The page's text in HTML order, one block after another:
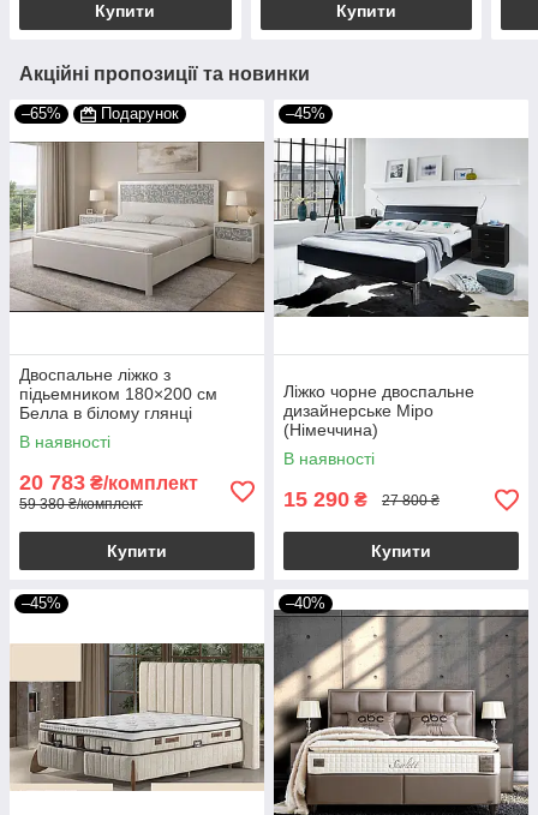
Купити Купити
Акційні пропозиції та новинки
–65% Подарунок
Двоспальне ліжко з
підьемником 180×200 см
Белла в білому глянці
В наявності
20 783 ₴/комплект
59 380 ₴/комплект
Купити
–45%
Ліжко чорне двоспальне
дизайнерське Міро
(Німеччина)
В наявності
15 290 ₴ 27 800 ₴
Купити
–45% –40%